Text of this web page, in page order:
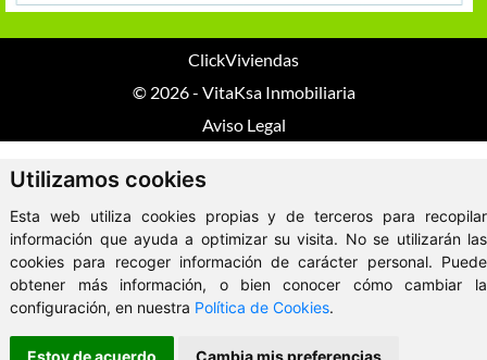
Utilizamos cookies
Esta web utiliza cookies propias y de terceros para recopilar
información que ayuda a optimizar su visita. No se utilizarán las
cookies para recoger información de carácter personal. Puede
obtener más información, o bien conocer cómo cambiar la
configuración, en nuestra Política de Cookies.
ClickViviendas
© 2026 - VitaKsa Inmobiliaria
Aviso Legal